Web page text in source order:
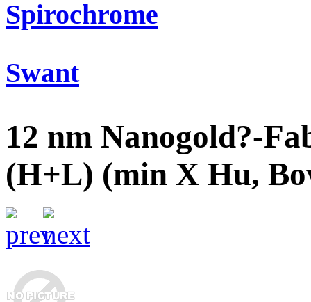
Spirochrome
Swant
12 nm Nanogold?-
(H+L) (min X Hu,